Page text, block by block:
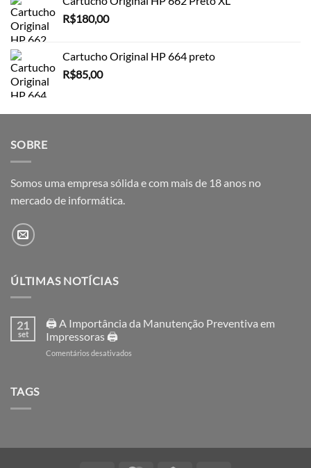
R$180,00
Cartucho Original HP 664 preto
R$85,00
SOBRE
Somos uma empresa sólida e com mais de 18 anos no
mercado de informática.
ÚLTIMAS NOTÍCIAS
21
set
🖨️ A Importância da Manutenção Preventiva em
Impressoras 🖨️
Comentários desativados
Impressoras
TAGS